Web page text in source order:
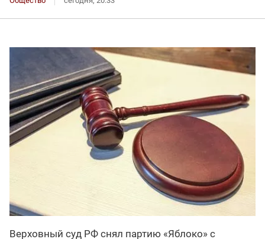
Верховный суд РФ снял партию «Яблоко» с